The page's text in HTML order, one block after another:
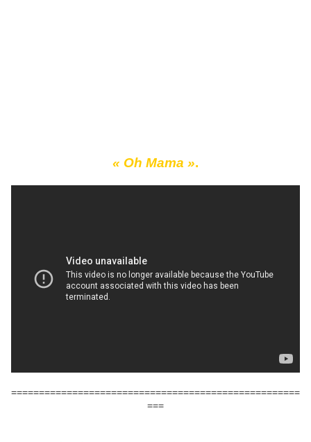
« Oh Mama ».
====================================================
===